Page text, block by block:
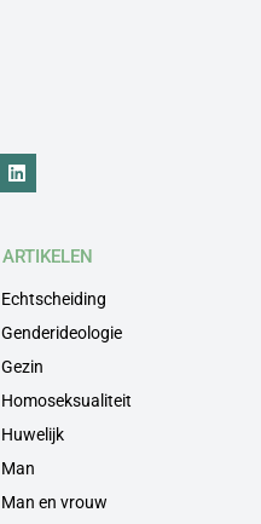
ARTIKELEN
Echtscheiding
Genderideologie
Gezin
Homoseksualiteit
Huwelijk
Man
Man en vrouw